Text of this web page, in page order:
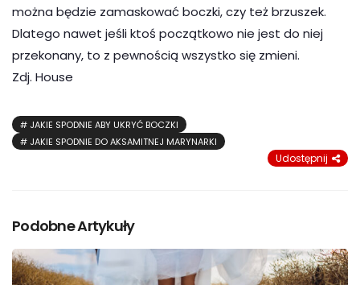
można będzie zamaskować boczki, czy też brzuszek.
Dlatego nawet jeśli ktoś początkowo nie jest do niej
przekonany, to z pewnością wszystko się zmieni.
Zdj. House
JAKIE SPODNIE ABY UKRYĆ BOCZKI
JAKIE SPODNIE DO AKSAMITNEJ MARYNARKI
Udostępnij
Podobne Artykuły